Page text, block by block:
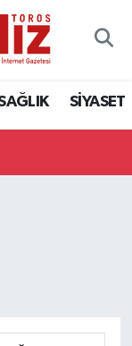
SİYASET